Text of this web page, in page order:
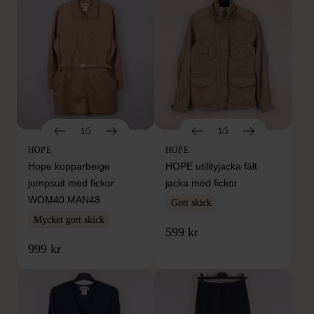
1/5
HOPE
Hope kopparbeige
jumpsuit med fickor
WOM40 MAN48
Mycket gott skick
999 kr
1/5
HOPE
HOPE utilityjacka fält
jacka med fickor
Gott skick
599 kr